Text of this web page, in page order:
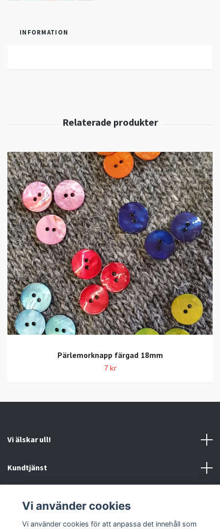
INFORMATION
Pärlemorknapp färgad 18mm
7 kr
Vi älskar ull!
Kundtjänst
Sociala medier
Vi använder cookies
Vi använder cookies för att anpassa det innehåll som